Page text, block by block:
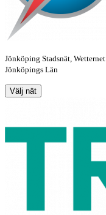
Jönköping Stadsnät, Wetternet
Jönköpings Län
Välj nät